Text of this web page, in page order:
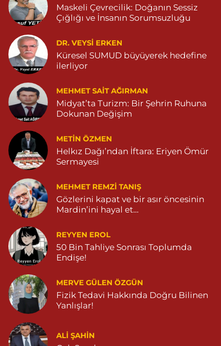
Özdemir Eczanesi
YENİ MAHALLE 3086 SOKAK NO:4 3 04825413121
0 (482) 541 31 21 Yol Tarifi Al
Maskeli Çevrecilik: Doğanın Sessiz
Çığlığı ve İnsanın Sorumsuzluğu
DR. VEYSI ERKEN
Küresel SUMUD büyüyerek hedefine
ilerliyor
MEHMET SAIT AĞIRMAN
Midyat’ta Turizm: Bir Şehrin Ruhuna
Dokunan Değişim
METIN ÖZMEN
Helkız Dağı’ndan İftara: Eriyen Ömür
Sermayesi
MEHMET REMZI TANIŞ
Gözlerini kapat ve bir asır öncesinin
Mardin’ini hayal et…
REYYEN EROL
50 Bin Tahliye Sonrası Toplumda
Endişe!
MERVE GÜLEN ÖZGÜN
Fizik Tedavi Hakkında Doğru Bilinen
Yanlışlar!
ALI ŞAHİN